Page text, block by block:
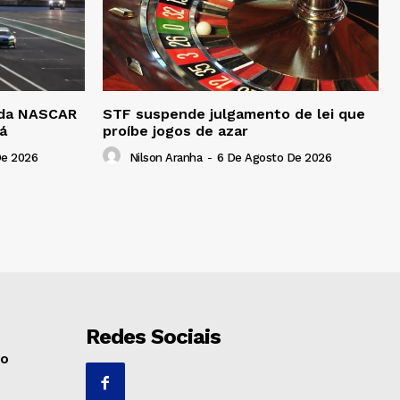
NASCAR
2026
STF suspende julgamento de lei que
proíbe jogos de azar
Nilson Aranha - 6 De Agosto De 2026
Redes Sociais